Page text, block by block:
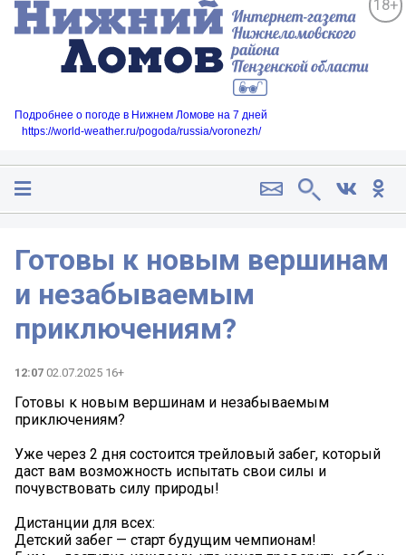
18+
Подробнее о погоде в Нижнем Ломове на 7 дней
https://world-weather.ru/pogoda/russia/voronezh/
Готовы к новым вершинам
и незабываемым
приключениям?
12:07 02.07.2025 16+
Готовы к новым вершинам и незабываемым
приключениям?
Уже через 2 дня состоится трейловый забег, который
даст вам возможность испытать свои силы и
почувствовать силу природы!
Дистанции для всех:
Детский забег — старт будущим чемпионам!